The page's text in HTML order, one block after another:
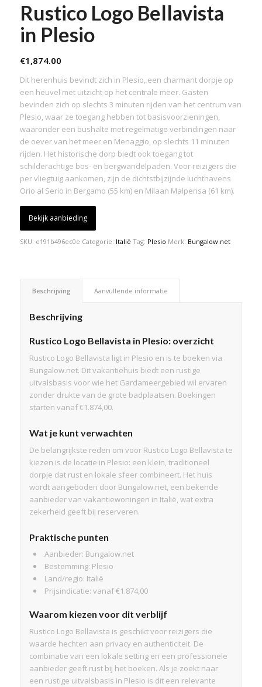
Rustico Logo Bellavista
in Plesio
€1,874.00
Dit herenhuis bevindt zich in Plesio, een charmant dorpje op
een heuvel met uitzicht op het centrale meer. Gasten
bevinden zich op slechts 3 minuten rijden van het centrum van
Plesio, waar ze toegang hebben tot basisvoorzieningen,
waaronder een bushalte met regelmatige verbindingen naar
de oever van het meer en Menaggio, op slechts 11 minuten
rijden. Het historische dorp biedt ook toegang tot
schilderachtige bos- en bergwandelpaden. Voor reizigers die
per vliegtuig aankomen, zijn de dichtstbijzijnde luchthavens
Orio al Serio in Bergamo (55 km) en Milaan Malpensa (61 km).
Bekijk aanbieding
SKU: e191b496ec0e Categorie: Italië Tag: Plesio Merk: Bungalow.net
Beschrijving Aanvullende informatie
Beschrijving
Rustico Logo Bellavista in Plesio: overzicht
Rustico Logo Bellavista ligt in Plesio en is te boeken via
Bungalow.net. Dit vakantiehuis biedt een rustige
uitvalsbasis voor wie het Gardameergebied wil ervaren
zonder drukte van de grote badplaatsen. Boekingen
starten vanaf €1.874,00.
Wat je kunt verwachten
De belangrijkste reden om voor Rustico Logo Bellavista te
kiezen is de locatie in Plesio: een klein, traditioneel
dorpje dat rust en lokale sfeer combineert. Het huis
wordt aangeboden door Bungalow.net, een bekende
aanbieder van vakantiewoningen in Italië, wat extra
zekerheid geeft bij reserveren.
Praktische punten
Aanbieder: Bungalow.net
Bestemming: Plesio
Land/regio: Italië
Prijsindicatie: vanaf €1.874,00
Waarom kiezen voor dit verblijf
Rustico Logo Bellavista is geschikt voor reizigers die
waarde hechten aan privacy en authenticiteit. De
combinatie van een lokale setting en een professionele
aanbieder geeft rust bij het boeken. Als je zoekt naar
een rustige uitvalsbasis in Plesio is dit een relevante